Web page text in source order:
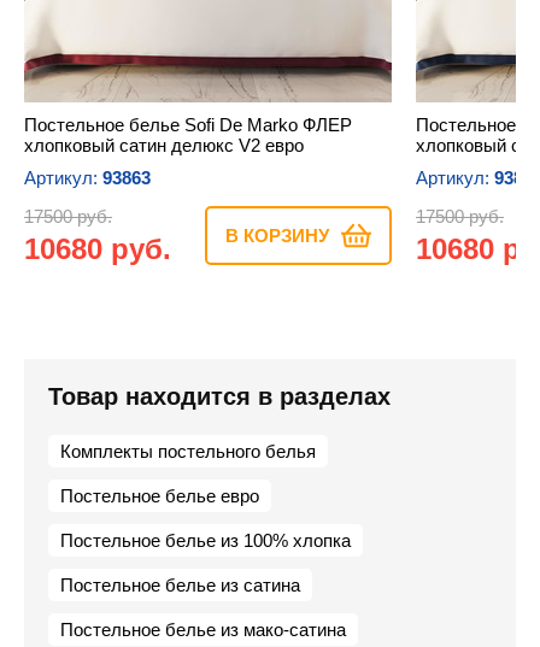
Постельное белье Sofi De Marko ФЛЕР
хлопковый сатин делюкс V2 евро
Артикул: 93863
17500 руб.
10680 руб. В КОРЗИНУ
Постельное
хлопковый
Артикул:
17500 руб.
10680
Товар находится в разделах
Комплекты постельного белья
Постельное белье евро
Постельное белье из 100% хлопка
Постельное белье из сатина
Постельное белье из мако-сатина